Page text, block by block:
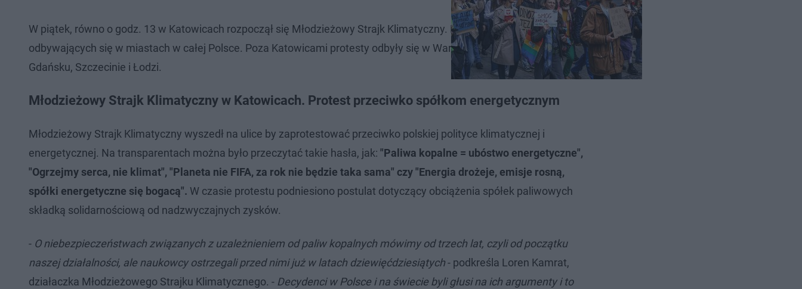
W piątek, równo o godz. 13 w Katowicach rozpoczął się Młodzieżowy Strajk Klimatyczny. Był on jednym z protestów
odbywających się w miastach w całej Polsce. Poza Katowicami protesty odbyły się w Warszawie, Wrocławiu,
Gdańsku, Szczecinie i Łodzi.
Młodzieżowy Strajk Klimatyczny w Katowicach. Protest przeciwko spółkom energetycznym
Młodzieżowy Strajk Klimatyczny wyszedł na ulice by zaprotestować przeciwko polskiej polityce klimatycznej i
energetycznej. Na transparentach można było przeczytać takie hasła, jak: "Paliwa kopalne = ubóstwo energetyczne",
"Ogrzejmy serca, nie klimat", "Planeta nie FIFA, za rok nie będzie taka sama" czy "Energia drożeje, emisje rosną,
spółki energetyczne się bogacą". W czasie protestu podniesiono postulat dotyczący obciążenia spółek paliwowych
składką solidarnościową od nadzwyczajnych zysków.
- O niebezpieczeństwach związanych z uzależnieniem od paliw kopalnych mówimy od trzech lat, czyli od początku
naszej działalności, ale naukowcy ostrzegali przed nimi już w latach dziewięćdziesiątych- podkreśla Loren Kamrat,
działaczka Młodzieżowego Strajku Klimatycznego. - Decydenci w Polsce i na świecie byli głusi na ich argumenty i to